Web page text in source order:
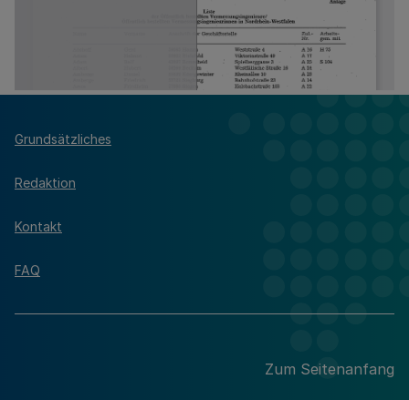
Grundsätzliches
Redaktion
Kontakt
FAQ
Zum Seitenanfang